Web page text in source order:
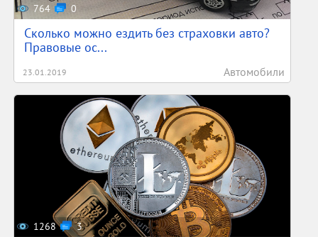
764 0
Сколько можно ездить без страховки авто?
Правовые ос...
23.01.2019 Автомобили
1268 3